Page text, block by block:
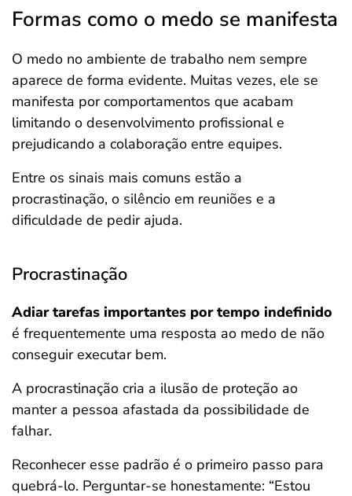
Formas como o medo se manifesta
O medo no ambiente de trabalho nem sempre
aparece de forma evidente. Muitas vezes, ele se
manifesta por comportamentos que acabam
limitando o desenvolvimento profissional e
prejudicando a colaboração entre equipes.
Entre os sinais mais comuns estão a
procrastinação, o silêncio em reuniões e a
dificuldade de pedir ajuda.
Procrastinação
Adiar tarefas importantes por tempo indefinido
é frequentemente uma resposta ao medo de não
conseguir executar bem.
A procrastinação cria a ilusão de proteção ao
manter a pessoa afastada da possibilidade de
falhar.
Reconhecer esse padrão é o primeiro passo para
quebrá-lo. Perguntar-se honestamente: “Estou